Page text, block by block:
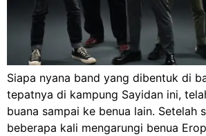
Siapa nyana band yang dibentuk di
tepatnya di kampung Sayidan ini,
buana sampai ke benua lain. Setelah
beberapa kali mengarungi benua